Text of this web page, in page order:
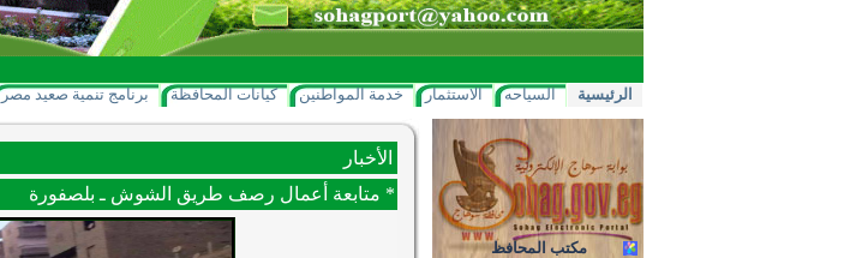
الرئيسية السياحه الاستثمار خدمة المواطنين كيانات المحافظة برنامج تنمية صعيد مصر
مكتب المحافظ
الأخبار
* متابعة أعمال رصف طريق الشوش ـ بلصفورة